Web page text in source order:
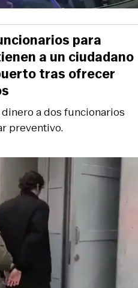
a dos funcionarios
preventivo.
para
a un ciudadano
tras ofrecer